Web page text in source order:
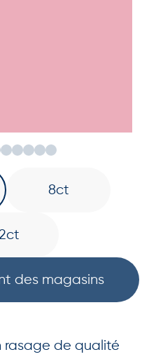
8ct
des magasins
rasage de qualité